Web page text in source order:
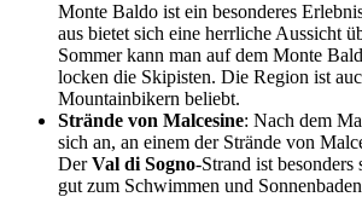
Monte Baldo ist ein besonderes
aus bietet sich eine herrliche Aussicht
Sommer kann man auf dem Monte
locken die Skipisten. Die Region ist
Mountainbikern beliebt.
Strände von Malcesine: Nach dem
sich an, an einem der Strände von
DerVal di Sogno-Strand ist besonders
gut zum Schwimmen und